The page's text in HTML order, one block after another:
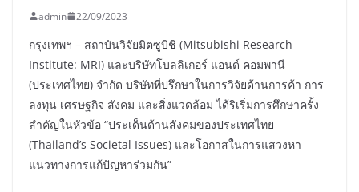
admin 22/09/2023
กรุงเทพฯ – สถาบันวิจัยมิตซูบิชิ (Mitsubishi Research
Institute: MRI) และบริษัทโบลลิเกอร์ แอนด์ คอมพานี
(ประเทศไทย) จำกัด บริษัทที่ปรึกษาในการวิจัยด้านการค้า การ
ลงทุน เศรษฐกิจ สังคม และสิ่งแวดล้อม ได้ริเริ่มการศึกษาครั้ง
สำคัญในหัวข้อ “ประเด็นด้านสังคมของประเทศไทย
(Thailand’s Societal Issues) และโอกาสในการแสวงหา
แนวทางการแก้ปัญหาร่วมกัน”